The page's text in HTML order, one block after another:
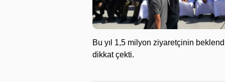
Bu yıl 1,5 milyon ziyaretçinin
dikkat çekti.